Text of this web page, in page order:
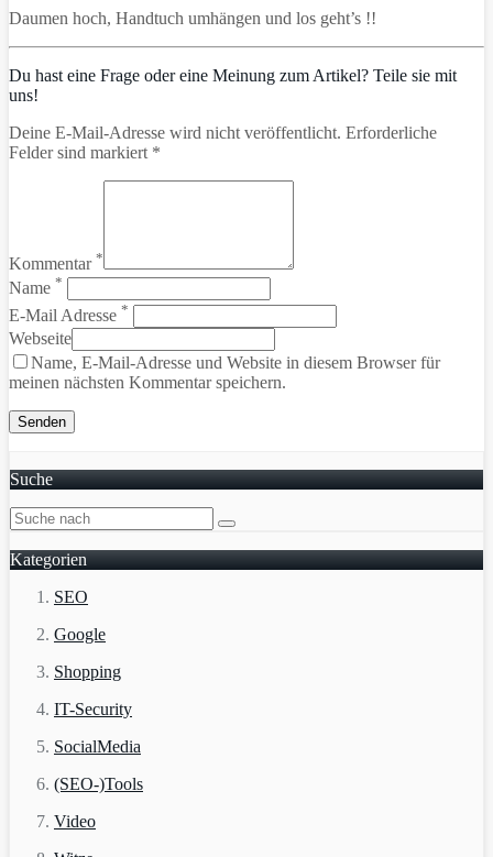
Daumen hoch, Handtuch umhängen und los geht’s !!
Du hast eine Frage oder eine Meinung zum Artikel? Teile sie mit
uns!
Deine E-Mail-Adresse wird nicht veröffentlicht. Erforderliche
Felder sind markiert *
Kommentar *
Name *
E-Mail Adresse *
Webseite
Name, E-Mail-Adresse und Website in diesem Browser für
meinen nächsten Kommentar speichern.
Suche
Kategorien
SEO
Google
Shopping
IT-Security
SocialMedia
(SEO-)Tools
Video